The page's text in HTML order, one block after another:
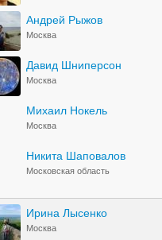
Андрей Рыжов
Москва
Давид Шниперсон
Москва
Михаил Нокель
Москва
Никита Шаповалов
Московская область
Ирина Лысенко
Москва